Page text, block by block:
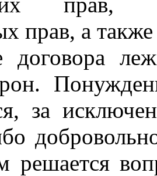
прав, а
договора
за
решается